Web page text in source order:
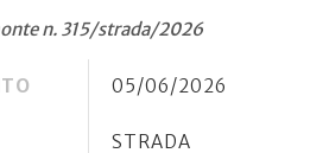
n. 315/strada/2026
05/06/2026
STRADA